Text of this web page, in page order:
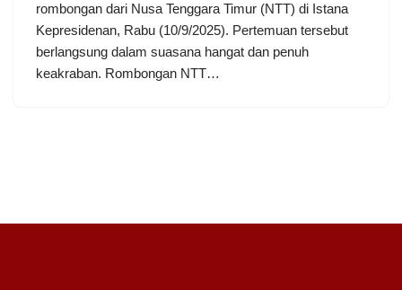
rombongan dari Nusa Tenggara Timur (NTT) di Istana
Kepresidenan, Rabu (10/9/2025). Pertemuan tersebut
berlangsung dalam suasana hangat dan penuh
keakraban. Rombongan NTT…